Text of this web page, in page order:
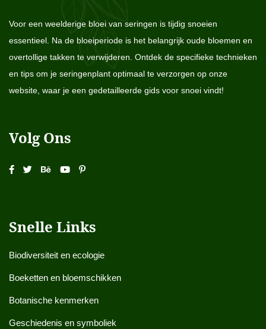
Voor een weelderige bloei van seringen is tijdig snoeien
essentieel. Na de bloeiperiode is het belangrijk oude bloemen en
overtollige takken te verwijderen. Ontdek de specifieke technieken
en tips om je seringenplant optimaal te verzorgen op onze
website, waar je een gedetailleerde gids voor snoei vindt!
Volg Ons
Snelle Links
Biodiversiteit en ecologie
Boeketten en bloemschikken
Botanische kenmerken
Geschiedenis en symboliek